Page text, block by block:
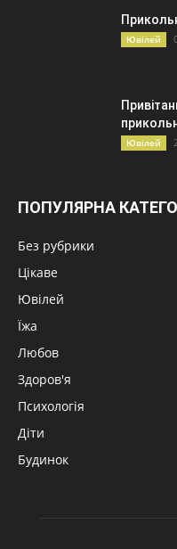
Ювілей
Ювілей
ПОПУЛЯРНА
Без рубрики
Цікаве
Ювілей
Їжа
Любов
Здоров'я
Психологія
Діти
Будинок